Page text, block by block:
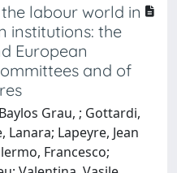
labour world in
institutions: the
European
and of
Grau, ; Gottardi,
Lapeyre, Jean
Francesco;